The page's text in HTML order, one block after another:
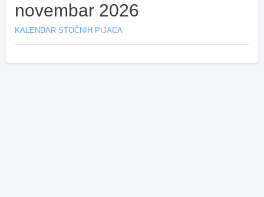
novembar 2026
KALENDAR STOČNIH PIJACA